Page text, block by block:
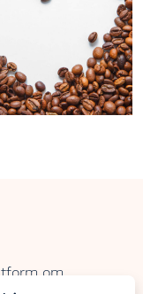
om